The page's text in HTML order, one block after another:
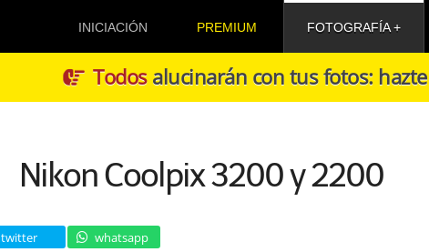
INICIACIÓN PREMIUM FOTOGRAFÍA
Todosalucinarán con tus fotos: hazte
Nikon Coolpix 3200 y 2200
twitter whatsapp